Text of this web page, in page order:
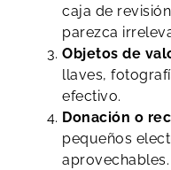
caja de
parezca
Objetos de
llaves,
efectivo.
Donación o
pequeños
aprovechables.